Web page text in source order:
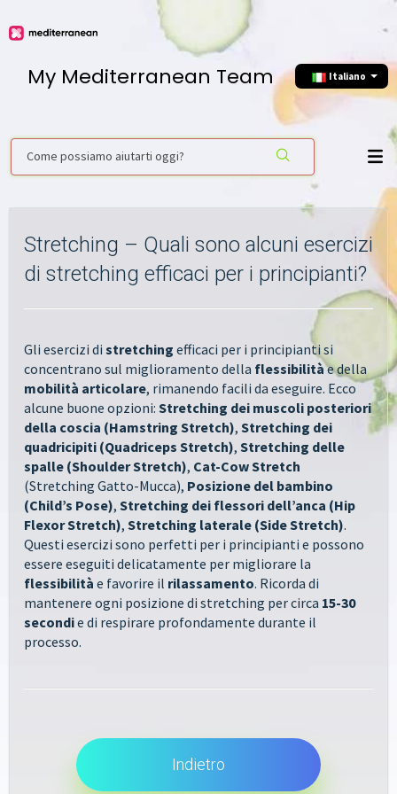
My Mediterranean Team Italiano
Stretching – Quali sono alcuni esercizi
di stretching efficaci per i principianti?
Gli esercizi di stretching efficaci per i principianti si
concentrano sul miglioramento della flessibilitàe della
mobilità articolare, rimanendo facili da eseguire. Ecco
alcune buone opzioni: Stretching dei muscoli posteriori
della coscia (Hamstring Stretch), Stretching dei
quadricipiti (Quadriceps Stretch), Stretching delle
spalle (Shoulder Stretch), Cat-Cow Stretch
(Stretching Gatto-Mucca), Posizione del bambino
(Child’s Pose), Stretching dei flessori dell’anca (Hip
Flexor Stretch), Stretching laterale (Side Stretch).
Questi esercizi sono perfetti per i principianti e possono
essere eseguiti delicatamente per migliorare la
flessibilità e favorire il rilassamento. Ricorda di
mantenere ogni posizione di stretching per circa 15-30
secondie di respirare profondamente durante il
processo.
Indietro